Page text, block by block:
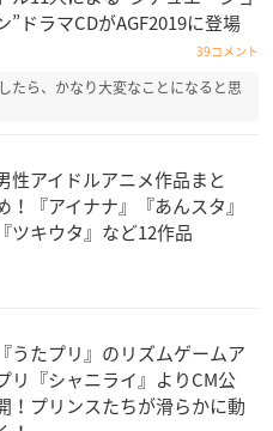
”ドラマCDがAGF2019に登場
39コメント
たら、かなり大変なことになると思
性アイドルアニメ作品まと
！『アイナナ』『あんスタ』
『ツキウタ』など12作品
『うたプリ』のリズムゲームア
リ『シャニライ』よりCM公
！プリンスたちが滑らかに動